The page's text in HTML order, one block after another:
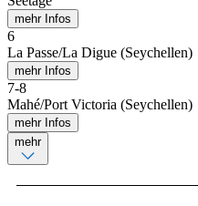
mehr Infos
6
La Passe/La Digue (Seychellen)
mehr Infos
7-8
Mahé/Port Victoria (Seychellen)
mehr Infos
mehr